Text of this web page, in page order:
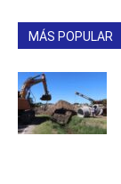
MÁS POPULAR